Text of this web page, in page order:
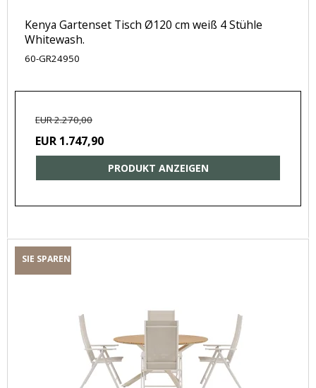
Kenya Gartenset Tisch Ø120 cm weiß 4 Stühle
Whitewash.
60-GR24950
EUR 2.270,00
EUR 1.747,90
PRODUKT ANZEIGEN
SIE SPAREN